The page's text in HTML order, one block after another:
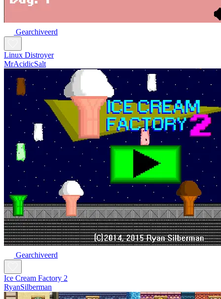
Gearchiveerd
Linux Distroyer
MrAcidicSalt
Gearchiveerd
Ice Cream Factory 2
RyanSilberman